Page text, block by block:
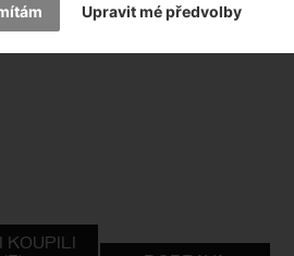
Upravit mé předvolby
KOUPILI